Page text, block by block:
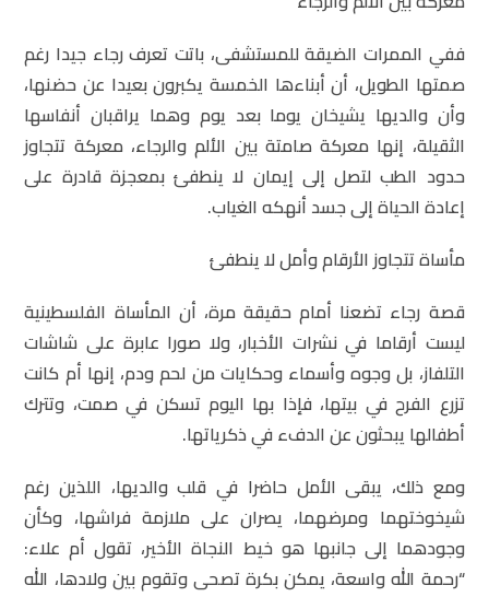
ففي الممرات الضيقة للمستشفى، باتت تعرف رجاء جيدا رغم
صمتها الطويل، أن أبناءها الخمسة يكبرون بعيدا عن حضنها،
وأن والديها يشيخان يوما بعد يوم وهما يراقبان أنفاسها
الثقيلة، إنها معركة صامتة بين الألم والرجاء، معركة تتجاوز
حدود الطب لتصل إلى إيمان لا ينطفئ بمعجزة قادرة على
إعادة الحياة إلى جسد أنهكه الغياب.
مأساة تتجاوز الأرقام وأمل لا ينطفئ
قصة رجاء تضعنا أمام حقيقة مرة، أن المأساة الفلسطينية
ليست أرقاما في نشرات الأخبار، ولا صورا عابرة على شاشات
التلفاز، بل وجوه وأسماء وحكايات من لحم ودم، إنها أم كانت
تزرع الفرح في بيتها، فإذا بها اليوم تسكن في صمت، وتترك
أطفالها يبحثون عن الدفء في ذكرياتها.
ومع ذلك، يبقى الأمل حاضرا في قلب والديها، اللذين رغم
شيخوختهما ومرضهما، يصران على ملازمة فراشها، وكأن
وجودهما إلى جانبها هو خيط النجاة الأخير، تقول أم علاء:
“رحمة الله واسعة، يمكن بكرة تصحى وتقوم بين ولادها، الله